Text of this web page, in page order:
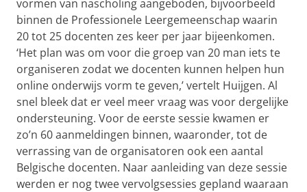
vormen van nascholing aangeboden, bijvoorbeeld
binnen de Professionele Leergemeenschap waarin
20 tot 25 docenten zes keer per jaar bijeenkomen.
‘Het plan was om voor die groep van 20 man iets te
organiseren zodat we docenten kunnen helpen hun
online onderwijs vorm te geven,’ vertelt Huijgen. Al
snel bleek dat er veel meer vraag was voor dergelijke
ondersteuning. Voor de eerste sessie kwamen er
zo’n 60 aanmeldingen binnen, waaronder, tot de
verrassing van de organisatoren ook een aantal
Belgische docenten. Naar aanleiding van deze sessie
werden er nog twee vervolgsessies gepland waaraan